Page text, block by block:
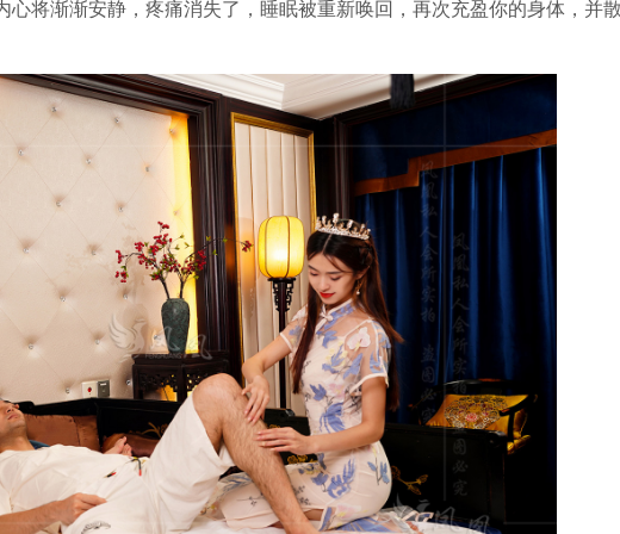
心将渐渐安静，疼痛消失了，睡眠被重新唤回，再次充盈你的身体，并